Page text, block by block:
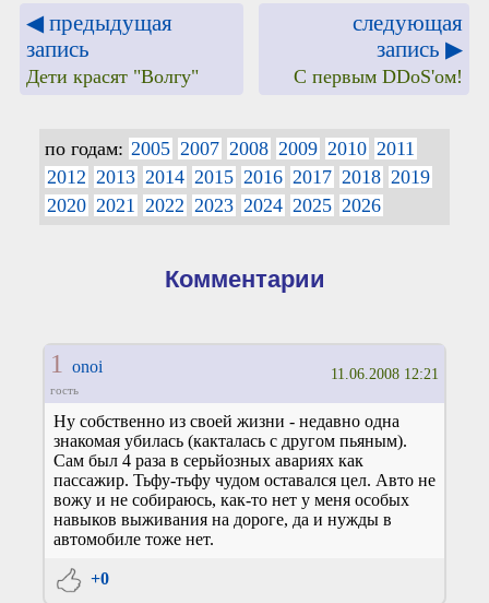
◀ предыдущая
запись
Дети красят "Волгу"
следующая
запись ▶
С первым DDoS'ом!
по годам: 2005 2007 2008 2009 2010 2011
2012 2013 2014 2015 2016 2017 2018 2019
2020 2021 2022 2023 2024 2025 2026
Комментарии
1 onoi
гость
11.06.2008 12:21
Ну собственно из своей жизни - недавно одна
знакомая убилась (какталась с другом пьяным).
Сам был 4 раза в серьйозных авариях как
пассажир. Тьфу-тьфу чудом оставался цел. Авто не
вожу и не собираюсь, как-то нет у меня особых
навыков выживания на дороге, да и нужды в
автомобиле тоже нет.
+0